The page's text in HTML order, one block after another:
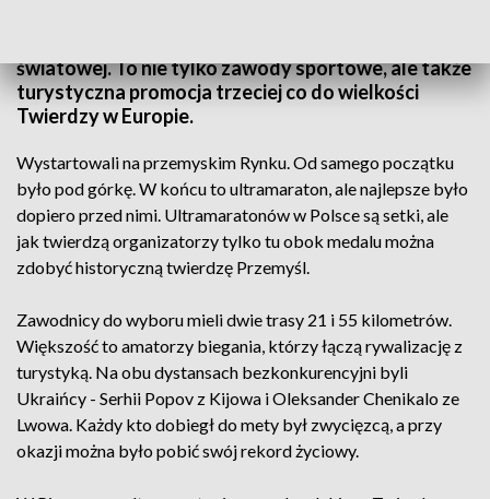
światowej. To nie tylko zawody sportowe, ale także
turystyczna promocja trzeciej co do wielkości
Twierdzy w Europie.
Wystartowali na przemyskim Rynku. Od samego początku
było pod górkę. W końcu to ultramaraton, ale najlepsze było
dopiero przed nimi. Ultramaratonów w Polsce są setki, ale
jak twierdzą organizatorzy tylko tu obok medalu można
zdobyć historyczną twierdzę Przemyśl.
Zawodnicy do wyboru mieli dwie trasy 21 i 55 kilometrów.
Większość to amatorzy biegania, którzy łączą rywalizację z
turystyką. Na obu dystansach bezkonkurencyjni byli
Ukraińcy - Serhii Popov z Kijowa i Oleksander Chenikalo ze
Lwowa. Każdy kto dobiegł do mety był zwycięzcą, a przy
okazji można było pobić swój rekord życiowy.